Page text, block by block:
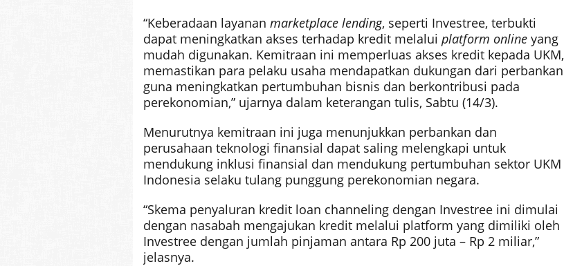
“Keberadaan layanan marketplace lending, seperti Investree, terbukti
dapat meningkatkan akses terhadap kredit melalui platform online yang
mudah digunakan. Kemitraan ini memperluas akses kredit kepada UKM,
memastikan para pelaku usaha mendapatkan dukungan dari perbankan
guna meningkatkan pertumbuhan bisnis dan berkontribusi pada
perekonomian,” ujarnya dalam keterangan tulis, Sabtu (14/3).
Menurutnya kemitraan ini juga menunjukkan perbankan dan
perusahaan teknologi finansial dapat saling melengkapi untuk
mendukung inklusi finansial dan mendukung pertumbuhan sektor UKM
Indonesia selaku tulang punggung perekonomian negara.
“Skema penyaluran kredit loan channeling dengan Investree ini dimulai
dengan nasabah mengajukan kredit melalui platform yang dimiliki oleh
Investree dengan jumlah pinjaman antara Rp 200 juta – Rp 2 miliar,”
jelasnya.